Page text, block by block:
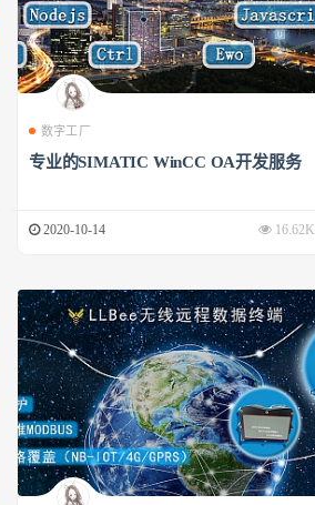
数字工厂
专业的SIMATIC WinCC OA开发服务
2020-10-14 16.62K